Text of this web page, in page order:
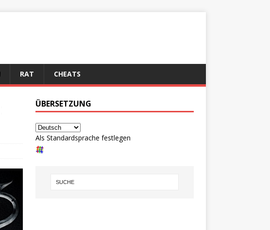
RAT CHEATS
ÜBERSETZUNG
Als Standardsprache festlegen